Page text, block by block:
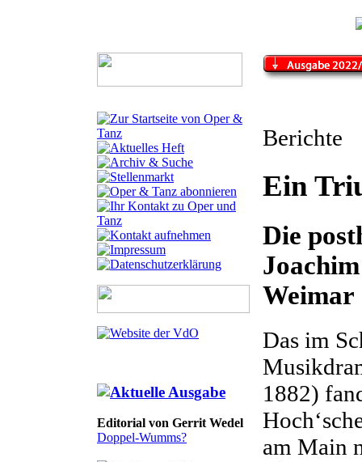
Editorial von Gerrit Wedel
Doppel-Wumms?
Berichte
Ein
Die
Weimar
Das im
1882)
am Main